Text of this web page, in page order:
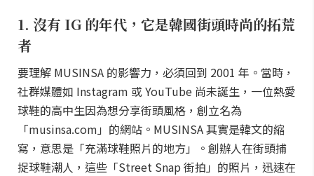
1. 沒有 IG 的年代，它是韓國街頭時尚的拓荒
者
要理解 MUSINSA 的影響力，必須回到 2001 年。當時，
社群媒體如 Instagram 或 YouTube 尚未誕生，一位熱愛
球鞋的高中生因為想分享街頭風格，創立名為
「musinsa.com」的網站。MUSINSA 其實是韓文的縮
寫，意思是「充滿球鞋照片的地方」。創辦人在街頭捕
捉球鞋潮人，這些「Street Snap 街拍」的照片，迅速在